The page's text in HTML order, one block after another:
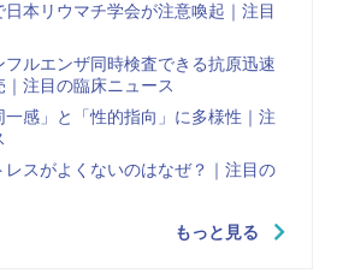
日本リウマチ学会が注意喚起｜注目
フルエンザ同時検査できる抗原迅速
注目の臨床ニュース
一感」と「性的指向」に多様性｜注
レスがよくないのはなぜ？｜注目の
もっと見る